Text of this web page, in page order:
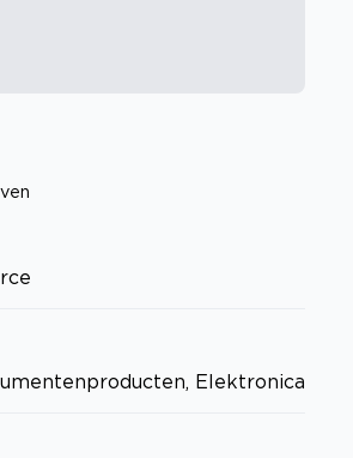
Elektronica